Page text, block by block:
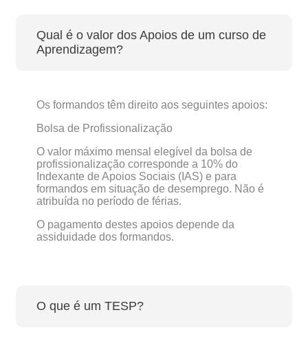
Qual é o valor dos Apoios de um curso de
Aprendizagem?
Os formandos têm direito aos seguintes apoios:
Bolsa de Profissionalização
O valor máximo mensal elegível da bolsa de
profissionalização corresponde a 10% do
Indexante de Apoios Sociais (IAS) e para
formandos em situação de desemprego. Não é
atribuída no período de férias.
O pagamento destes apoios depende da
assiduidade dos formandos.
O que é um TESP?